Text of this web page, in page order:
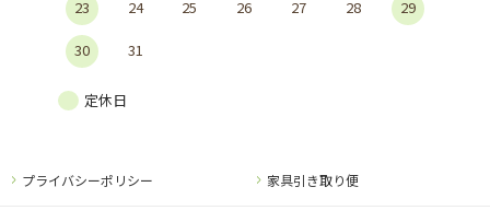
23 24 25 26 27 28 29
30 31
定休日
プライバシーポリシー 家具引き取り便